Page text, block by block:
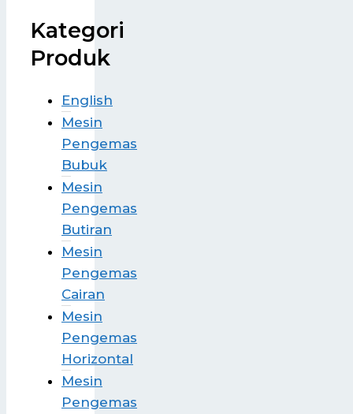
Kategori
Produk
English
Mesin
Pengemas
Bubuk
Mesin
Pengemas
Butiran
Mesin
Pengemas
Cairan
Mesin
Pengemas
Horizontal
Mesin
Pengemas